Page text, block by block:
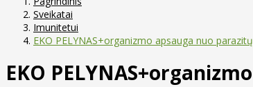
Sveikatai
Imunitetui
EKO PELYNAS+organizmo apsauga nuo
EKO